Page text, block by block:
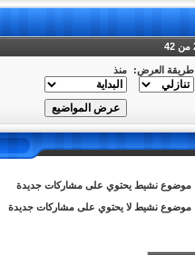
طريقة العرض: منذ
موضوع نشيط يحتوي على مشاركات جديدة
موضوع نشيط لا يحتوي على مشاركات جديدة